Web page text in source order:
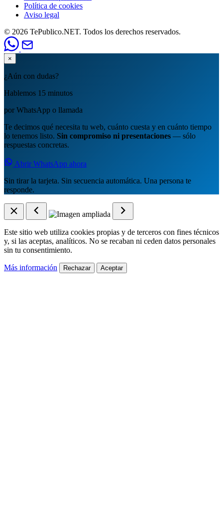
Política de cookies
Aviso legal
© 2026 TePublico.NET. Todos los derechos reservados.
×
¿Aún con dudas?
Hablemos 15 minutos
por WhatsApp o llamada
Te decimos qué necesita tu web, cuánto cuesta y en cuánto tiempo
lo tenemos listo. Sin compromiso ni presentaciones — sólo
respuestas concretas.
Abrir WhatsApp ahora
Sin tirar la tarjeta. Sin secuencia automática. Una persona te
responde.
Este sitio web utiliza cookies propias y de terceros con fines técnicos
y, si las aceptas, analíticos. No se recaban ni ceden datos personales
sin tu consentimiento.
Más información Rechazar Aceptar